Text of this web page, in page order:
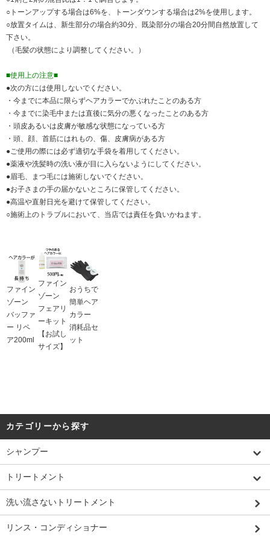
○トーンアップする場合は6%を、トーンダウンする場合は2%を使用します。
○放置タイムは、新生部分の場合約30分、既染部分の場合20分間自然放置して
下さい。
（毛髪の状態により調整してください。）
■使用上の注意■
●次の方には使用しないでください。
・今までに本品に限らずヘアカラーでかぶれたことのある方
・今までに染毛中または直後に気分の悪くなったことのある方
・頭皮あるいは皮膚が敏感な状態になっている方
・頭、顔、首筋にはれもの、傷、皮膚病がある方
●ご使用の際には必ず適切な手袋を着用してください。
●薬液や洗髪時の洗い液が目に入らないようにしてください。
●眉毛、まつ毛には施術しないでください。
●お子さまの手の届かないところに保管してください。
●高温や直射日光を避けて保管してください。
○施術上のトラブルにおいて、当店では責任を負いかねます。
ファイン
ゾーン
バッファ
ー リペ
ア200ml
ファイン
ゾーン
フェアリ
ーキット
【お試し
サイズ】
おうちで
簡単ヘア
カラー
消耗品セ
ット
カテゴリーから探す
シャンプー
トリートメント
洗い流さないトリートメント
リンス・コンディショナー